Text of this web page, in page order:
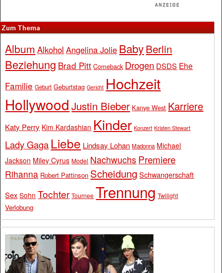
Zum Thema
Album Alkohol Angelina Jolie BabyBerlin
Beziehung Brad Pitt Comeback Drogen DSDS Ehe
Familie Geburt Geburtstag Gericht Hochzeit
Hollywood Justin Bieber Kanye West Karriere
Katy Perry Kim Kardashian Kinder Konzert Kristen Stewart
Lady Gaga Liebe Lindsay Lohan Madonna Michael
Jackson Miley Cyrus Model Nachwuchs Premiere
Rihanna Robert Pattinson Scheidung Schwangerschaft
Sex Sohn Tochter Tournee Trennung Twilight
Verlobung